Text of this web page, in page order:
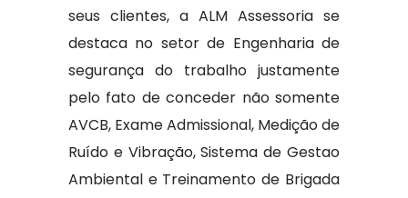
seus clientes, a ALM Assessoria se
destaca no setor de Engenharia de
segurança do trabalho justamente
pelo fato de conceder não somente
AVCB, Exame Admissional, Medição de
Ruído e Vibração, Sistema de Gestao
Ambiental e Treinamento de Brigada